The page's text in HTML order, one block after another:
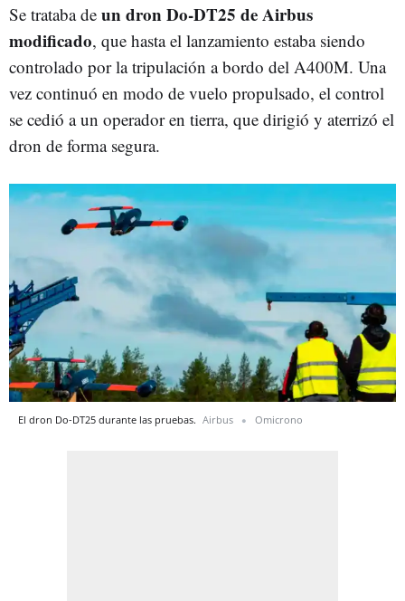
Se trataba de un dron Do-DT25 de Airbus
modificado, que hasta el lanzamiento estaba siendo
controlado por la tripulación a bordo del A400M. Una
vez continuó en modo de vuelo propulsado, el control
se cedió a un operador en tierra, que dirigió y aterrizó el
dron de forma segura.
El dron Do-DT25 durante las pruebas. Airbus Omicrono